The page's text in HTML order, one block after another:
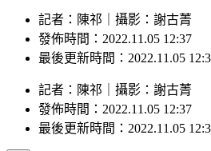
記者：陳祁｜攝影：謝古菁
發佈時間：2022.11.05 12:37
最後更新時間：2022.11.05
記者 ： 陳祁 攝影 ： 謝古菁
發佈時間： 2022.11.05 12:37
最後更新時間： 2022.11.05